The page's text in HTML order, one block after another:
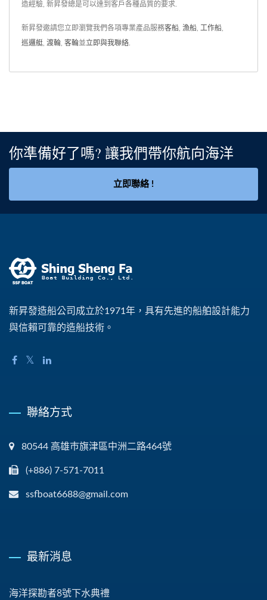
造經驗, 新昇發總是可以達到客戶各種品質的要求.
新昇發邀請您立即瀏覽我們各項專業產品服務客船 漁船 工作船
巡邏艇 渡輪 客輪並立即與我聯絡
你準備好了嗎? 讓我們帶你航向海洋
立即聯絡 !
新昇發造船公司成立於1971年，具有先進的船舶設計能力
與信賴可靠的造船技術。
聯絡方式
80544 高雄巿旗津區中洲二路464號
(+886) 7-571-7011
ssfboat6688@gmail.com
最新消息
海洋探勘者8號下水典禮